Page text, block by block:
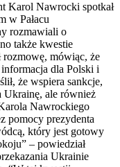
Karol Nawrocki spotkał
w Pałacu
rozmawiali o
także kwestie
mówiąc, że
dla Polski i
że wspiera sankcje,
Ukrainę, ale również
Nawrockiego
pomocy prezydenta
który jest gotowy
– powiedział
Ukrainie